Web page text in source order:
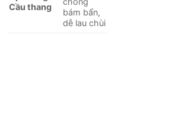
Cầu thang
bám bẩn,
dễ lau chùi